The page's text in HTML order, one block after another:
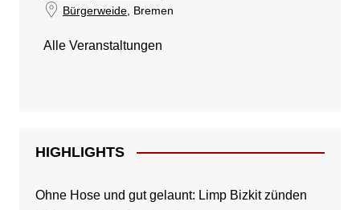
Bürgerweide, Bremen
Alle Veranstaltungen
HIGHLIGHTS
Ohne Hose und gut gelaunt: Limp Bizkit zünden